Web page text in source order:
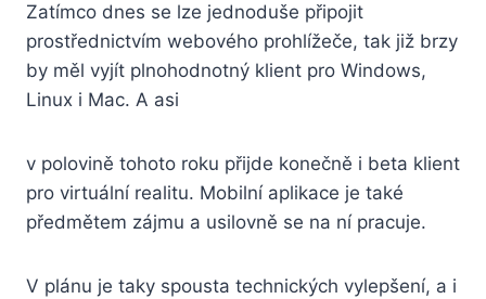
Zatímco dnes se lze jednoduše připojit
prostřednictvím webového prohlížeče, tak již brzy
by měl vyjít plnohodnotný klient pro Windows,
Linux i Mac. A asi
v polovině tohoto roku přijde konečně i beta klient
pro virtuální realitu. Mobilní aplikace je také
předmětem zájmu a usilovně se na ní pracuje.
V plánu je taky spousta technických vylepšení, a i